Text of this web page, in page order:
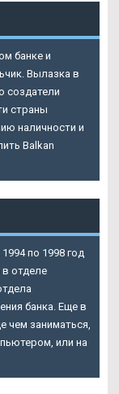
банке и
Вылазка в
создатели
страны
наличности и
Balkan
по 1998 год
отделе
банка. Еще в
чем заниматься,
или на